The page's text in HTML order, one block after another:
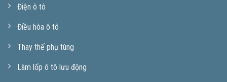
Điện ô tô
Điều hòa ô tô
Thay thế phụ tùng
Làm lốp ô tô lưu động